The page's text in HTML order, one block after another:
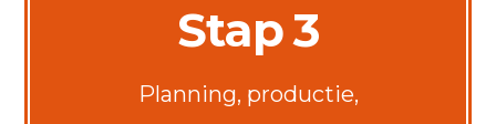
Stap 3
Planning, productie,